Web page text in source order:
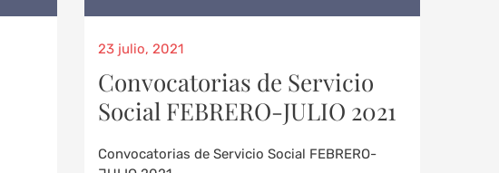
23 julio, 2021
Convocatorias de Servicio
Social FEBRERO-JULIO 2021
Convocatorias de Servicio Social FEBRERO-